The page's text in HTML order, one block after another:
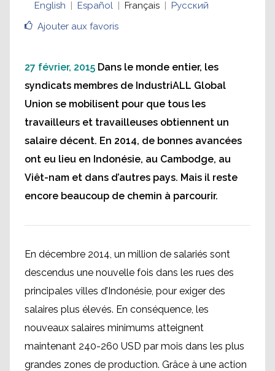
salaires décents
Ajouter aux favoris
English
Español Français Русский
27 février, 2015 Dans le monde entier, les
syndicats membres de IndustriALL Global
Union se mobilisent pour que tous les
travailleurs et travailleuses obtiennent un
salaire décent. En 2014, de bonnes avancées
ont eu lieu en Indonésie, au Cambodge, au
Viêt-nam et dans d’autres pays. Mais il reste
encore beaucoup de chemin à parcourir.
En décembre 2014, un million de salariés sont
descendus une nouvelle fois dans les rues des
principales villes d’Indonésie, pour exiger des
salaires plus élevés. En conséquence, les
nouveaux salaires minimums atteignent
maintenant 240-260 USD par mois dans les plus
grandes zones de production. Grâce à une action